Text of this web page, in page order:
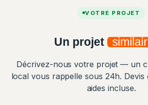
VOTRE PROJET
Un projet
Décrivez-nous votre projet — un
local vous rappelle sous 24h. Devis
aides incluse.